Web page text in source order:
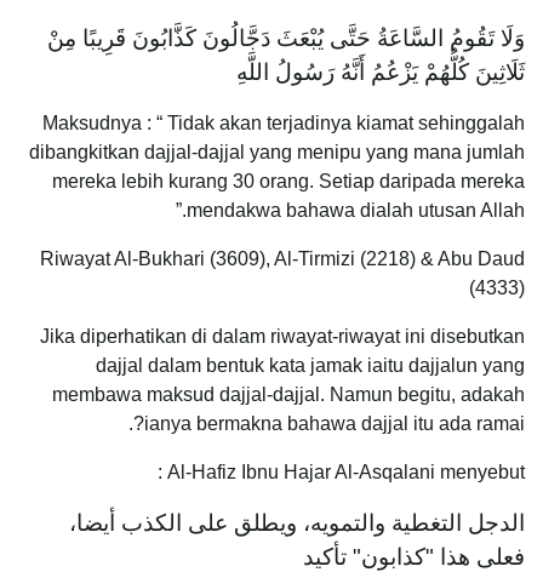
وَلَا تَقُومُ السَّاعَةُ حَتَّى يُبْعَثَ دَجَّالُونَ كَذَّابُونَ قَرِيبًا مِنْ
ثَلَاثِينَ كُلُّهُمْ يَزْعُمُ أَنَّهُ رَسُولُ اللَّهِ
Maksudnya : “ Tidak akan terjadinya kiamat sehinggalah
dibangkitkan dajjal-dajjal yang menipu yang mana jumlah
mereka lebih kurang 30 orang. Setiap daripada mereka
mendakwa bahawa dialah utusan Allah.”
Riwayat Al-Bukhari (3609), Al-Tirmizi (2218) & Abu Daud
(4333)
Jika diperhatikan di dalam riwayat-riwayat ini disebutkan
dajjal dalam bentuk kata jamak iaitu dajjalun yang
membawa maksud dajjal-dajjal. Namun begitu, adakah
ianya bermakna bahawa dajjal itu ada ramai?.
Al-Hafiz Ibnu Hajar Al-Asqalani menyebut :
الدجل التغطية والتمويه، ويطلق على الكذب أيضا،
فعلى هذا "كذابون" تأكيد